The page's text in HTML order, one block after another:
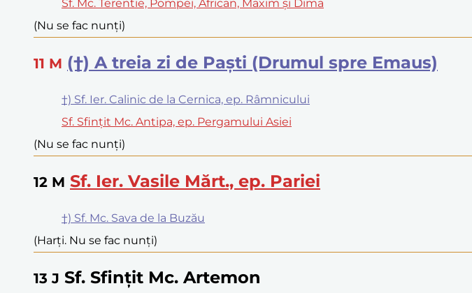
Sf. Mc. Terentie, Pompei, African, Maxim și Dima
(Nu se fac nunți)
11 M (†) A treia zi de Paști (Drumul spre Emaus)
†) Sf. Ier. Calinic de la Cernica, ep. Râmnicului
Sf. Sfințit Mc. Antipa, ep. Pergamului Asiei
(Nu se fac nunți)
12 M Sf. Ier. Vasile Mărt., ep. Pariei
†) Sf. Mc. Sava de la Buzău
(Harți. Nu se fac nunți)
13 J Sf. Sfințit Mc. Artemon